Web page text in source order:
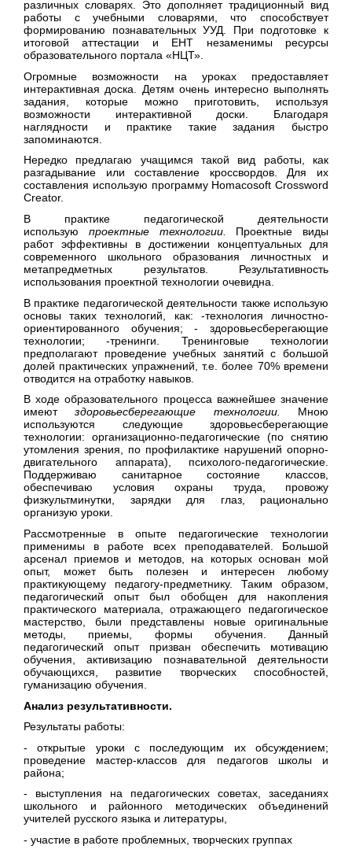
различных словарях. Это дополняет традиционный вид
работы с учебными словарями, что способствует
формированию познавательных УУД. При подготовке к
итоговой аттестации и ЕНТ незаменимы ресурсы
образовательного портала «НЦТ».
Огромные возможности на уроках предоставляет
интерактивная доска. Детям очень интересно выполнять
задания, которые можно приготовить, используя
возможности интерактивной доски. Благодаря
наглядности и практике такие задания быстро
запоминаются.
Нередко предлагаю учащимся такой вид работы, как
разгадывание или составление кроссвордов. Для их
составления использую программу Homacosoft Crossword
Creator.
В практике педагогической деятельности
использую проектные технологии.
Проектные виды
работ эффективны в достижении концептуальных для
современного школьного образования личностных и
метапредметных результатов. Результативность
использования проектной технологии очевидна.
В практике педагогической деятельности также использую
основы таких технологий, как: -технология личностно-
ориентированного обучения; - здоровьесберегающие
технологии; -тренинги. Тренинговые технологии
предполагают проведение учебных занятий с большой
долей практических упражнений, т.е. более 70% времени
отводится на отработку навыков.
В ходе образовательного процесса важнейшее значение
имеютздоровьесберегающие технологии.
Мною
используются следующие здоровьесберегающие
технологии: организационно-педагогические (по снятию
утомления зрения, по профилактике нарушений опорно-
двигательного аппарата), психолого-педагогические.
Поддерживаю санитарное состояние классов,
обеспечиваю условия охраны труда, провожу
физкультминутки, зарядки для глаз, рационально
организую уроки.
Рассмотренные в опыте педагогические технологии
применимы в работе всех преподавателей. Большой
арсенал приемов и методов, на которых основан мой
опыт, может быть полезен и интересен любому
практикующему педагогу-предметнику. Таким образом,
педагогический опыт был обобщен для накопления
практического материала, отражающего педагогическое
мастерство, были представлены новые оригинальные
методы, приемы, формы обучения. Данный
педагогический опыт призван обеспечить мотивацию
обучения, активизацию познавательной деятельности
обучающихся, развитие творческих способностей,
гуманизацию обучения.
Анализ результативности.
Результаты работы:
- открытые уроки с последующим их обсуждением;
проведение мастер-классов для педагогов школы и
района;
- выступления на педагогических советах, заседаниях
школьного и районного методических объединений
учителей русского языка и литературы,
- участие в работе проблемных, творческих группах